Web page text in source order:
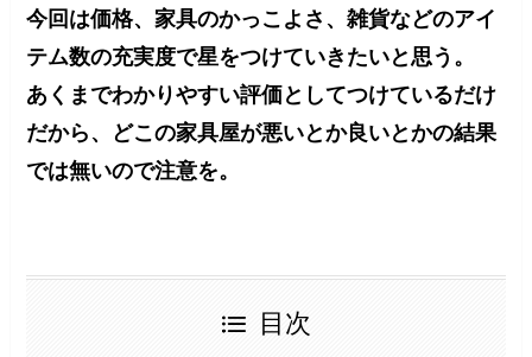
今回は価格、家具のかっこよさ、雑貨などのアイ
テム数の充実度で星をつけていきたいと思う。
あくまでわかりやすい評価としてつけているだけ
だから、どこの家具屋が悪いとか良いとかの結果
では無いので注意を。
目次